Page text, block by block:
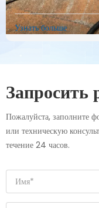
HWlEiC Laser
Узнать больше
Запросить
Пожалуйста, заполните
или техническую
течение 24 часов.